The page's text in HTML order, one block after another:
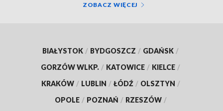
ZOBACZ WIĘCEJ
BIAŁYSTOK / BYDGOSZCZ / GDAŃSK /
GORZÓW WLKP. / KATOWICE / KIELCE /
KRAKÓW / LUBLIN / ŁÓDŹ / OLSZTYN /
OPOLE / POZNAŃ / RZESZÓW /